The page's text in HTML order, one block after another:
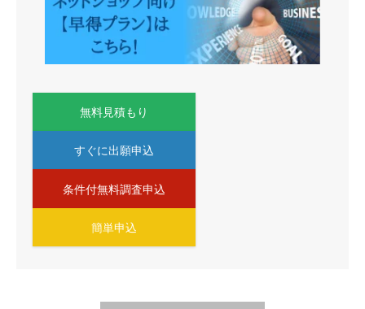
無料見積もり
すぐに出願申込
条件付無料調査申込
簡単申込